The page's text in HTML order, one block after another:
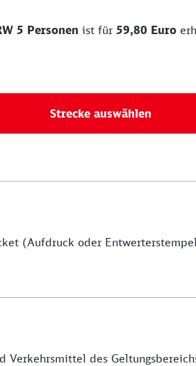
5 Personen ist für 59,80 Euro
Strecke auswählen
(Aufdruck oder
des